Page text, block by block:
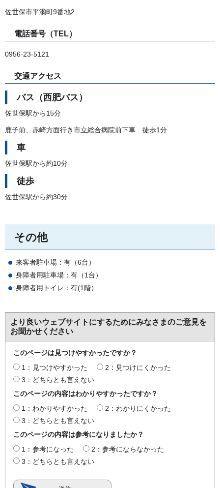
佐世保市平瀬町9番地2
電話番号（TEL）
0956-23-5121
交通アクセス
バス（西肥バス）
佐世保駅から15分
鹿子前、赤崎方面行き市立総合病院前下車 徒歩1分
車
佐世保駅から約10分
徒歩
佐世保駅から約30分
その他
来客者駐車場：有（6台）
身障者用駐車場：有（1台）
身障者用トイレ：有(1階）
より良いウェブサイトにするためにみなさまのご意見を
お聞かせください
このページは見つけやすかったですか？
1：見つけやすかった
2：見つけにくかった
3：どちらとも言えない
このページの内容はわかりやすかったですか？
1：わかりやすかった
2：わかりにくかった
3：どちらとも言えない
このページの内容は参考になりましたか？
1：参考になった
2：参考にならなかった
3：どちらとも言えない